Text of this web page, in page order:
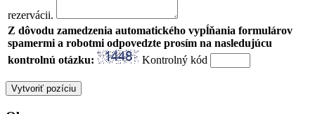
rezervácii.
Z dôvodu zamedzenia automatického vypĺňania formulárov
spamermi a robotmi odpovedzte prosím na nasledujúcu
kontrolnú otázku:
Kontrolný kód